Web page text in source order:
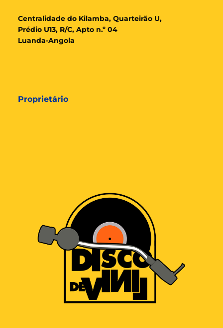
Centralidade do Kilamba, Quarteirão U,
Prédio U13, R/C, Apto n.º 04
Luanda-Angola
Proprietário